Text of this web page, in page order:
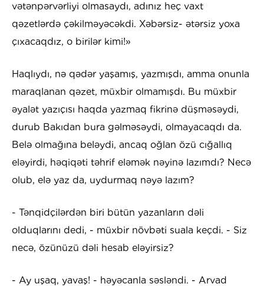
vətənpərvərliyi olmasaydı, adınız heç vaxt
qəzetlərdə çəkilməyəcəkdi. Xəbərsiz- ətərsiz yoxa
çıxacaqdız, o birilər kimi!»
Haqlıydı, nə qədər yaşamış, yazmışdı, amma onunla
maraqlanan qəzet, müxbir olmamışdı. Bu müxbir
əyalət yazıçısı haqda yazmaq fikrinə düşməsəydi,
durub Bakıdan bura gəlməsəydi, olmayacaqdı da.
Belə olmağına beləydi, ancaq oğlan özü cığallıq
eləyirdi, həqiqəti təhrif eləmək nəyinə lazımdı? Necə
olub, elə yaz da, uydurmaq nəyə lazım?
- Tənqidçilərdən biri bütün yazanların dəli
olduqlarını dedi, - müxbir növbəti suala keçdi. - Siz
necə, özünüzü dəli hesab eləyirsiz?
- Ay uşaq, yavaş! - həyəcanla səsləndi. - Arvad